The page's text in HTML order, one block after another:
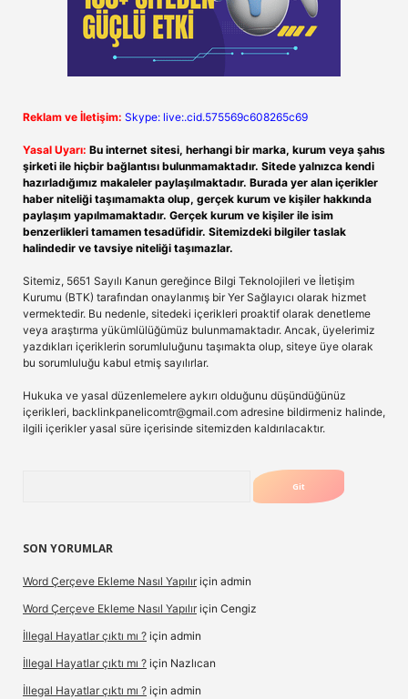
Reklam ve İletişim: Skype: live:.cid.575569c608265c69
Yasal Uyarı: Bu internet sitesi, herhangi bir marka, kurum veya şahıs
şirketi ile hiçbir bağlantısı bulunmamaktadır. Sitede yalnızca kendi
hazırladığımız makaleler paylaşılmaktadır. Burada yer alan içerikler
haber niteliği taşımamakta olup, gerçek kurum ve kişiler hakkında
paylaşım yapılmamaktadır. Gerçek kurum ve kişiler ile isim
benzerlikleri tamamen tesadüfidir. Sitemizdeki bilgiler taslak
halindedir ve tavsiye niteliği taşımazlar.
Sitemiz, 5651 Sayılı Kanun gereğince Bilgi Teknolojileri ve İletişim
Kurumu (BTK) tarafından onaylanmış bir Yer Sağlayıcı olarak hizmet
vermektedir. Bu nedenle, sitedeki içerikleri proaktif olarak denetleme
veya araştırma yükümlülüğümüz bulunmamaktadır. Ancak, üyelerimiz
yazdıkları içeriklerin sorumluluğunu taşımakta olup, siteye üye olarak
bu sorumluluğu kabul etmiş sayılırlar.
Hukuka ve yasal düzenlemelere aykırı olduğunu düşündüğünüz
içerikleri, backlinkpanelicomtr@gmail.com adresine bildirmeniz halinde,
ilgili içerikler yasal süre içerisinde sitemizden kaldırılacaktır.
SON YORUMLAR
Word Çerçeve Ekleme Nasıl Yapılır için admin
Word Çerçeve Ekleme Nasıl Yapılır için Cengiz
İllegal Hayatlar çıktı mı ? için admin
İllegal Hayatlar çıktı mı ? için Nazlıcan
İllegal Hayatlar çıktı mı ? için admin